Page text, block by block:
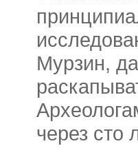
Мурзин,
через сто